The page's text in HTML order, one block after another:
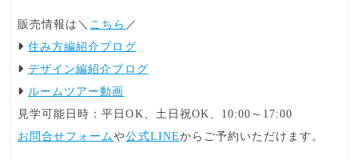
販売情報は＼ こちら ／
住み方編紹介ブログ
デザイン編紹介ブログ
ルームツアー動画
見学可能日時：平日OK、土日祝OK、10:00～17:00
お問合せフォームや公式LINEからご予約いただけます。